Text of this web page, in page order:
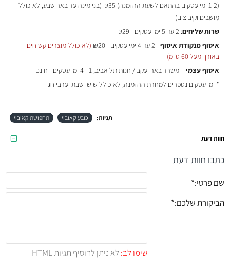
(1-2 ימי עסקים בהתאם לשעת ההזמנה)
₪35 (בניימינה עד באר שבע, לא כולל
מושבים וקיבוצים)
שרות שליחים: 2 עד 5 ימי עסקים - ₪29
איסוף מנקודת איסוף- 2 עד 4 ימי עסקים - ₪20
(לא כולל מוצרים קשיחים
באורך מעל 60 ס"מ)
איסוף עצמי - משרד באר יעקב / חנות תל אביב, 1 - 4 ימי עסקים - חינם
* ימי עסקים נספרים למחרת ההזמנה, לא כולל שישי שבת וערבי חג
תגיות: כובע קאובוי תחפושת קאובוי
חוות דעת
כתבו חוות דעת
שם פרטי:
הביקורת שלכם:
שימו לב:
לא ניתן להוסיף תגיות HTML